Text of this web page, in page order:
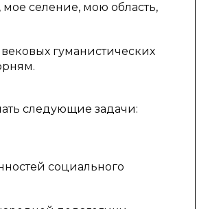
селение, мою область,
гуманистических
следующие задачи:
социального